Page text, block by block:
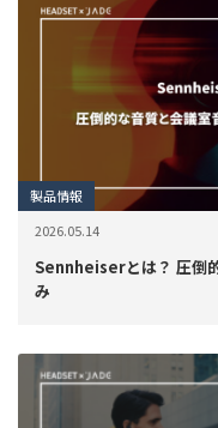
製品情報
2026.05.14
Sennheiserとは？ 圧倒
み